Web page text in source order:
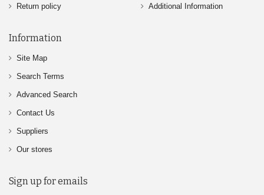
Return policy Additional Information
Information
Site Map
Search Terms
Advanced Search
Contact Us
Suppliers
Our stores
Sign up for emails